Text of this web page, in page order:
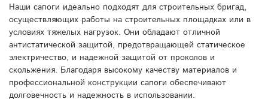
Наши сапоги идеально подходят для строительных бригад,
осуществляющих работы на строительных площадках или в
условиях тяжелых нагрузок. Они обладают отличной
антистатической защитой, предотвращающей статическое
электричество, и надежной защитой от проколов и
скольжения. Благодаря высокому качеству материалов и
профессиональной конструкции сапоги обеспечивают
долговечность и надежность в использовании.